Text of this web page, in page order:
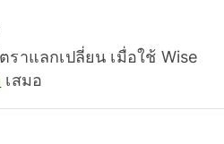
าแลกเปลี่ยน เมื่อใช้ Wise
เสมอ